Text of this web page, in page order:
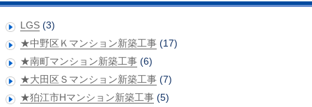
LGS (3)
★中野区Ｋマンション新築工事 (17)
★南町マンション新築工事 (6)
★大田区Ｓマンション新築工事 (7)
★狛江市Hマンション新築工事 (5)